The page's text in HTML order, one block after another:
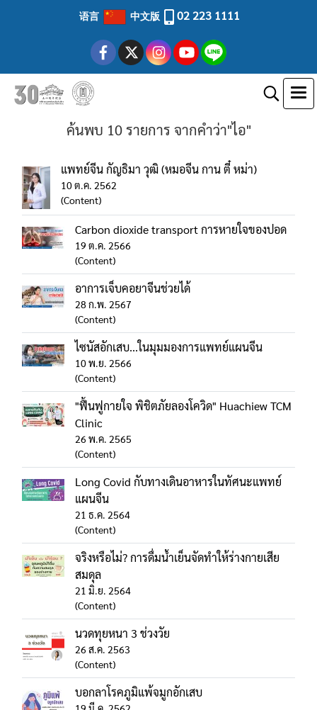
语言 中文版 02 223 1111
ค้นพบ 10 รายการ จากคำว่า"ไอ"
แพทย์จีน กัญธิมา วุฒิ (หมอจีน กาน ตี๋ หม่า)
10 ต.ค. 2562
(Content)
Carbon dioxide transport การหายใจของปอด
19 ต.ค. 2566
(Content)
อาการเจ็บคอยาจีนช่วยได้
28 ก.พ. 2567
(Content)
ไซนัสอักเสบ...ในมุมมองการแพทย์แผนจีน
10 พ.ย. 2566
(Content)
"ฟื้นฟูกายใจ พิชิตภัยลองโควิด" Huachiew TCM
Clinic
26 พ.ค. 2565
(Content)
Long Covid กับทางเดินอาหารในทัศนะแพทย์
แผนจีน
21 ธ.ค. 2564
(Content)
จริงหรือไม่? การดื่มน้ำเย็นจัดทำให้ร่างกายเสีย
สมดุล
21 มิ.ย. 2564
(Content)
นวดทุยหนา 3 ช่วงวัย
26 ส.ค. 2563
(Content)
บอกลาโรคภูมิแพ้จมูกอักเสบ